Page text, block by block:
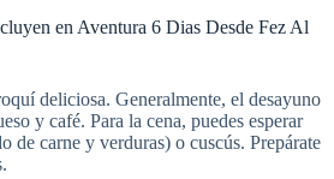
en Aventura 6 Dias Desde Fez Al
deliciosa. Generalmente, el desayuno
y café. Para la cena, puedes esperar
de carne y verduras) o cuscús. Prepárate